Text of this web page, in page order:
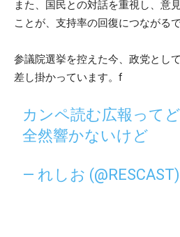
また、国民との対話を重視し、意
ことが、支持率の回復につながるで
参議院選挙を控えた今、政党とし
差し掛かっています。f
カンペ読む広報って
全然響かないけど
— れしお (@RESCAST)